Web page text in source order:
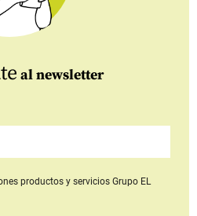
al newsletter
productos y serviciosGrupo EL